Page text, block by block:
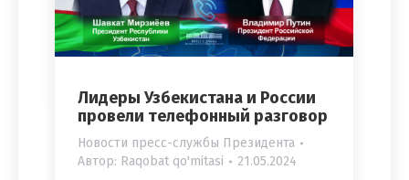
Лидеры Узбекистана и России
провели телефонный разговор
Новости пресс-службы Президента
Автор: Raqobat qo'mitasi 21.05.2024